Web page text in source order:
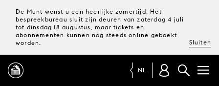
De Munt wenst u een heerlijke zomertijd. Het
bespreekbureau sluit zijn deuren van zaterdag 4 juli
tot dinsdag 18 augustus, maar tickets en
abonnementen kunnen nog steeds online geboekt
worden.
Sluiten
NL